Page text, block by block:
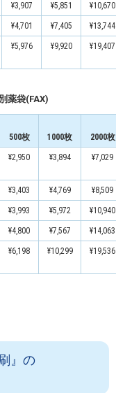
¥3,907 ¥5,851 ¥10,670
¥4,701 ¥7,405 ¥13,744
¥5,976 ¥9,920 ¥19,407
薬袋(FAX)
500枚 1000枚 2000枚
¥2,950 ¥3,894 ¥7,029
¥3,403 ¥4,769 ¥8,509
¥3,993 ¥5,972 ¥10,940
¥4,800 ¥7,567 ¥14,063
¥6,198 ¥10,299 ¥19,536
』の